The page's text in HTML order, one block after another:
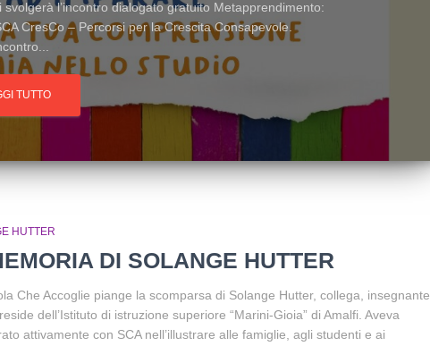
l’incontro dialogato gratuito Metapprendimento:
CresCo – Percorsi per la Crescita Consapevole.
TUTTO
HUTTER
DI SOLANGE HUTTER
Che Accoglie piange la scomparsa di Solange Hutter, collega, insegnante
dell’Istituto di istruzione superiore “Marini-Gioia” di Amalfi. Aveva
attivamente con SCA nell’illustrare alle famiglie, agli studenti e ai